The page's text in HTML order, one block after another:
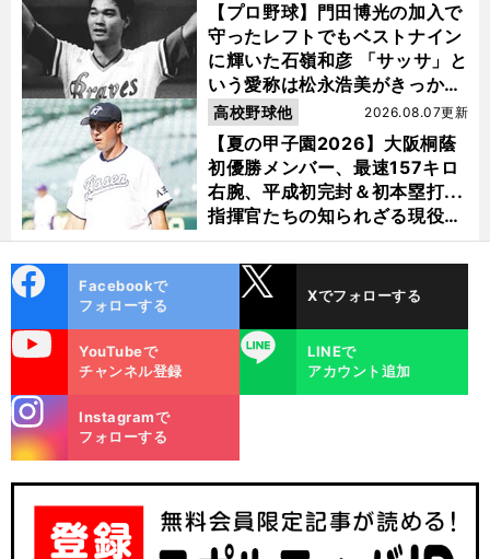
【プロ野球】門田博光の加入で
守ったレフトでもベストナイン
に輝いた石嶺和彦 「サッサ」と
いう愛称は松永浩美がきっか
け？
【夏の甲子園2026】大阪桐蔭
初優勝メンバー、最速157キロ
右腕、平成初完封＆初本塁打...
指揮官たちの知られざる現役時
代
2026.08.07更新
高校野球他
ok
Facebookで
フォローする
Xでフォローする
YouTubeで
チャンネル登録
LINE
LINEで
アカウント追加
m
Instagramで
フォローする